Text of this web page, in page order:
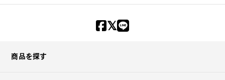
商品を探す